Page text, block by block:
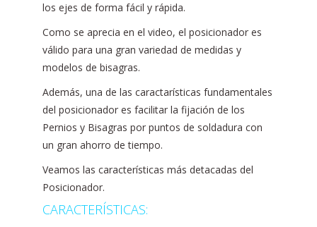
los ejes de forma fácil y rápida.
Como se aprecia en el video, el posicionador es
válido para una gran variedad de medidas y
modelos de bisagras.
Además, una de las caractarísticas fundamentales
del posicionador es facilitar la fijación de los
Pernios y Bisagras por puntos de soldadura con
un gran ahorro de tiempo.
Veamos las características más detacadas del
Posicionador.
CARACTERÍSTICAS: